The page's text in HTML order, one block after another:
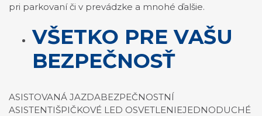
pri parkovaní či v prevádzke a mnohé ďalšie.
VŠETKO PRE VAŠU
BEZPEČNOSŤ
ASISTOVANÁ JAZDABEZPEČNOSTNÍ
ASISTENTIŠPIČKOVÉ LED OSVETLENIEJEDNODUCHÉ